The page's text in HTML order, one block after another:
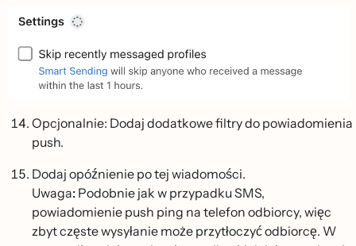
Opcjonalnie: Dodaj dodatkowe filtry do powiadomienia
push.
Dodaj opóźnienie po tej wiadomości.
Uwaga: Podobnie jak w przypadku SMS,
powiadomienie push ping na telefon odbiorcy, więc
zbyt częste wysyłanie może przytłoczyć odbiorcę. W